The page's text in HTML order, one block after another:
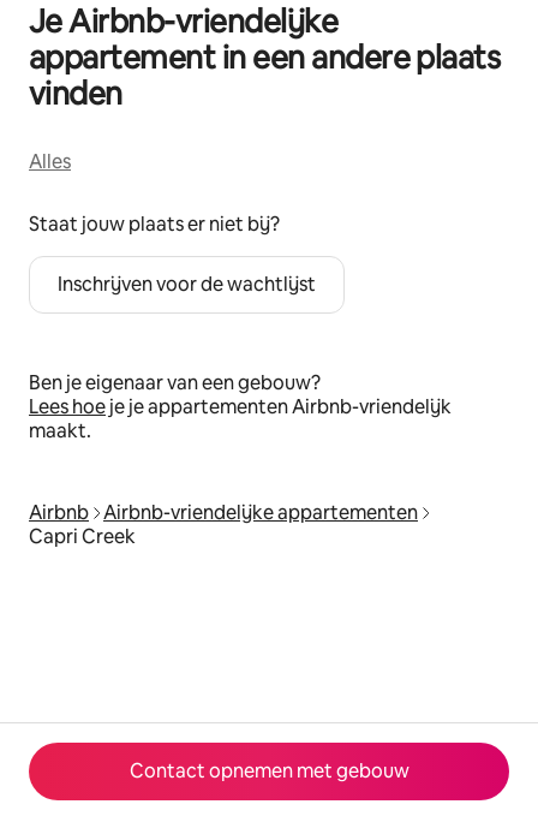
Contact opnemen met gebouw
Je Airbnb-vriendelijke
appartement in een andere plaats
vinden
Alles
Staat jouw plaats er niet bij?
Inschrijven voor de wachtlijst
Ben je eigenaar van een gebouw?
Lees hoeje je appartementen Airbnb-vriendelijk
maakt.
Airbnb Airbnb-vriendelijke appartementen
Capri Creek